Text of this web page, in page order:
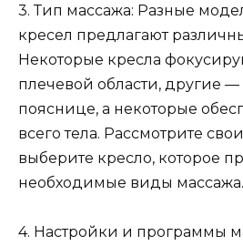
3. Тип массажа: Разные
кресел предлагают
Некоторые кресла
плечевой области, другие
пояснице, а некоторые
всего тела. Рассмотрите
выберите кресло, которое
необходимые виды массажа.
4. Настройки и программы